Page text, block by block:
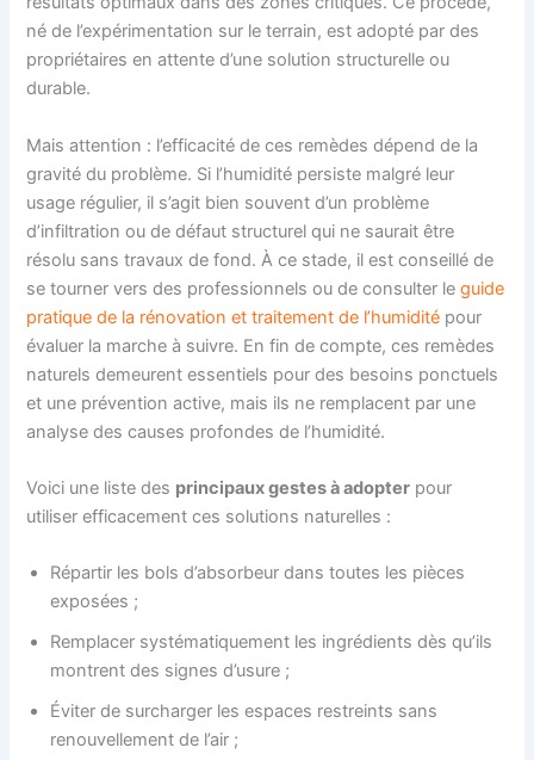
né de l’expérimentation sur le terrain, est adopté par des
propriétaires en attente d’une solution structurelle ou
durable.
Mais attention : l’efficacité de ces remèdes dépend de la
gravité du problème. Si l’humidité persiste malgré leur
usage régulier, il s’agit bien souvent d’un problème
d’infiltration ou de défaut structurel qui ne saurait être
résolu sans travaux de fond. À ce stade, il est conseillé de
se tourner vers des professionnels ou de consulter leguide
pratique de la rénovation et traitement de l’humidité pour
évaluer la marche à suivre. En fin de compte, ces remèdes
naturels demeurent essentiels pour des besoins ponctuels
et une prévention active, mais ils ne remplacent par une
analyse des causes profondes de l’humidité.
Voici une liste des principaux gestes à adopter pour
utiliser efficacement ces solutions naturelles :
Répartir les bols d’absorbeur dans toutes les pièces
exposées ;
Remplacer systématiquement les ingrédients dès qu’ils
montrent des signes d’usure ;
Éviter de surcharger les espaces restreints sans
renouvellement de l’air ;